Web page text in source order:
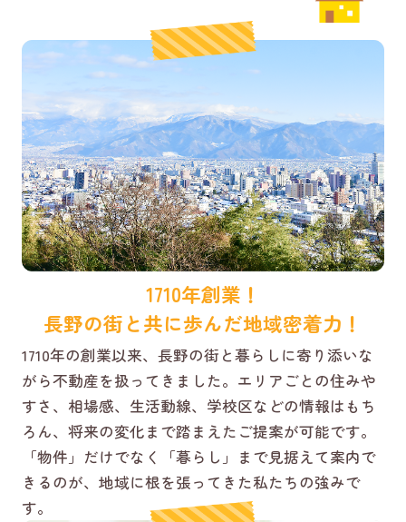
1710年創業！
長野の街と共に歩んだ地域密着力！
1710年の創業以来、長野の街と暮らしに寄り添いな
がら不動産を扱ってきました。エリアごとの住みや
すさ、相場感、生活動線、学校区などの情報はもち
ろん、将来の変化まで踏まえたご提案が可能です。
「物件」だけでなく「暮らし」まで見据えて案内で
きるのが、地域に根を張ってきた私たちの強みで
す。